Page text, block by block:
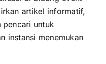
artikel informatif,
pencari untuk
instansi menemukan